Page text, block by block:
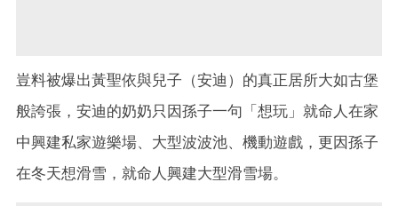
豈料被爆出黃聖依與兒子（安迪）的真正居所大如古堡
般誇張，安迪的奶奶只因孫子一句「想玩」就命人在家
中興建私家遊樂場、大型波波池、機動遊戲，更因孫子
在冬天想滑雪，就命人興建大型滑雪場。